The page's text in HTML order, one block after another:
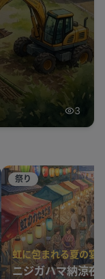
3
祭り
虹に包まれる夏の宴
ニジガハマ納涼